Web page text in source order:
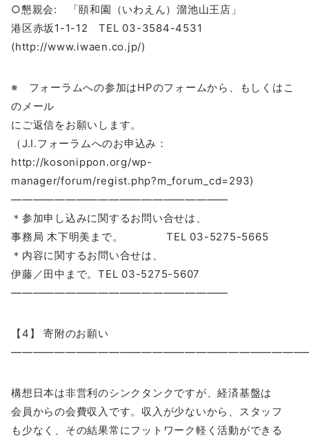
○懇親会: 「頤和園（いわえん）溜池山王店」
港区赤坂1-1-12 TEL 03-3584-4531
(http://www.iwaen.co.jp/)
※ フォーラムへの参加はHPのフォームから、もしくはこ
のメール
にご返信をお願いします。
（J.I.フォーラムへのお申込み：
http://kosonippon.org/wp-
manager/forum/regist.php?m_forum_cd=293)
————————————————————
＊参加申し込みに関するお問い合せは、
事務局 木下明美まで。 TEL 03-5275-5665
＊内容に関するお問い合せは、
伊藤／田中まで。TEL 03-5275-5607
————————————————————
【4】 寄附のお願い
構想日本は非営利のシンクタンクですが、経済基盤は
会員からの会費収入です。収入が少ないから、スタッフ
も少なく、その結果常にフットワーク軽く活動ができる